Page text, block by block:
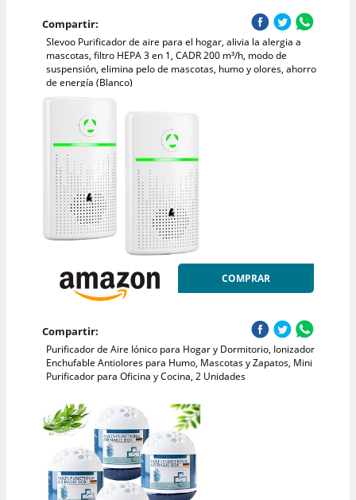
Compartir:
Slevoo Purificador de aire para el hogar, alivia la alergia a
mascotas, filtro HEPA 3 en 1, CADR 200 m³/h, modo de
suspensión, elimina pelo de mascotas, humo y olores, ahorro
de energía (Blanco)
COMPRAR
Compartir:
Purificador de Aire Iónico para Hogar y Dormitorio, Ionizador
Enchufable Antiolores para Humo, Mascotas y Zapatos, Mini
Purificador para Oficina y Cocina, 2 Unidades